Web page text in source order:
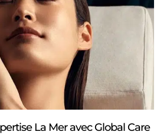
La Mer avec Global Care